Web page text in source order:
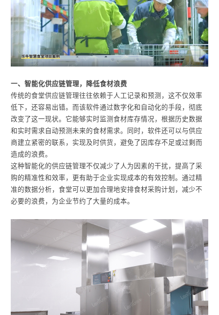
一、智能化供应链管理，降低食材浪费
传统的食堂供应链管理往往依赖于人工记录和预测，这不仅效率
低下，还容易出错。而该软件通过数字化和自动化的手段，彻底
改变了这一现状。它能够实时监测食材库存情况，根据历史数据
和实时需求自动预测未来的食材需求。同时，软件还可以与供应
商建立紧密的联系，实现及时供货，避免了因库存不足或过剩而
造成的浪费。
这种智能化的供应链管理不仅减少了人为因素的干扰，提高了采
购的精准性和效率，更有助于企业实现成本的有效控制。通过精
准的数据分析，食堂可以更加合理地安排食材采购计划，减少不
必要的浪费，为企业节约了大量的成本。